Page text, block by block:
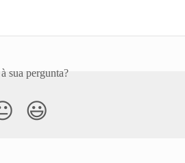
sua pergunta?
😃